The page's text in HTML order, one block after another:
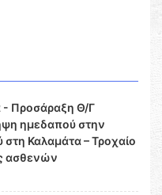
- Προσάραξη Θ/Γ
ημεδαπού στην
Καλαμάτα – Τροχαίο
ασθενών